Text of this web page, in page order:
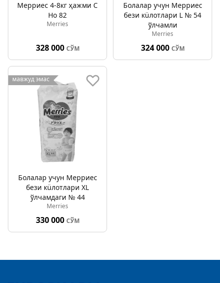
Мерриес 4-8кг ҳажми С
Но 82
Merries
328 000 СЎМ
Болалар учун Мерриес
бези кüлотлари L № 54
ўлчамли
Merries
324 000 СЎМ
мавжуд эмас
Болалар учун Мерриес
бези кüлотлари XL
ўлчамдаги № 44
Merries
330 000 СЎМ